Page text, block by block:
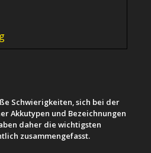
Schwierigkeiten, sich bei der
Akkutypen und Bezeichnungen
daher die wichtigsten
zusammengefasst.